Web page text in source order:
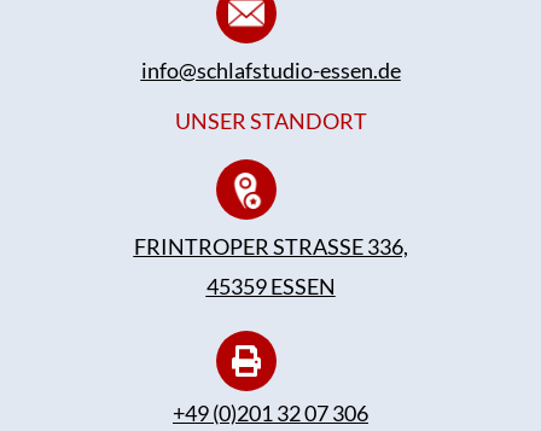
info@schlafstudio-essen.de
UNSER STANDORT
FRINTROPER STRASSE 336,
45359 ESSEN
+49 (0)201 32 07 306